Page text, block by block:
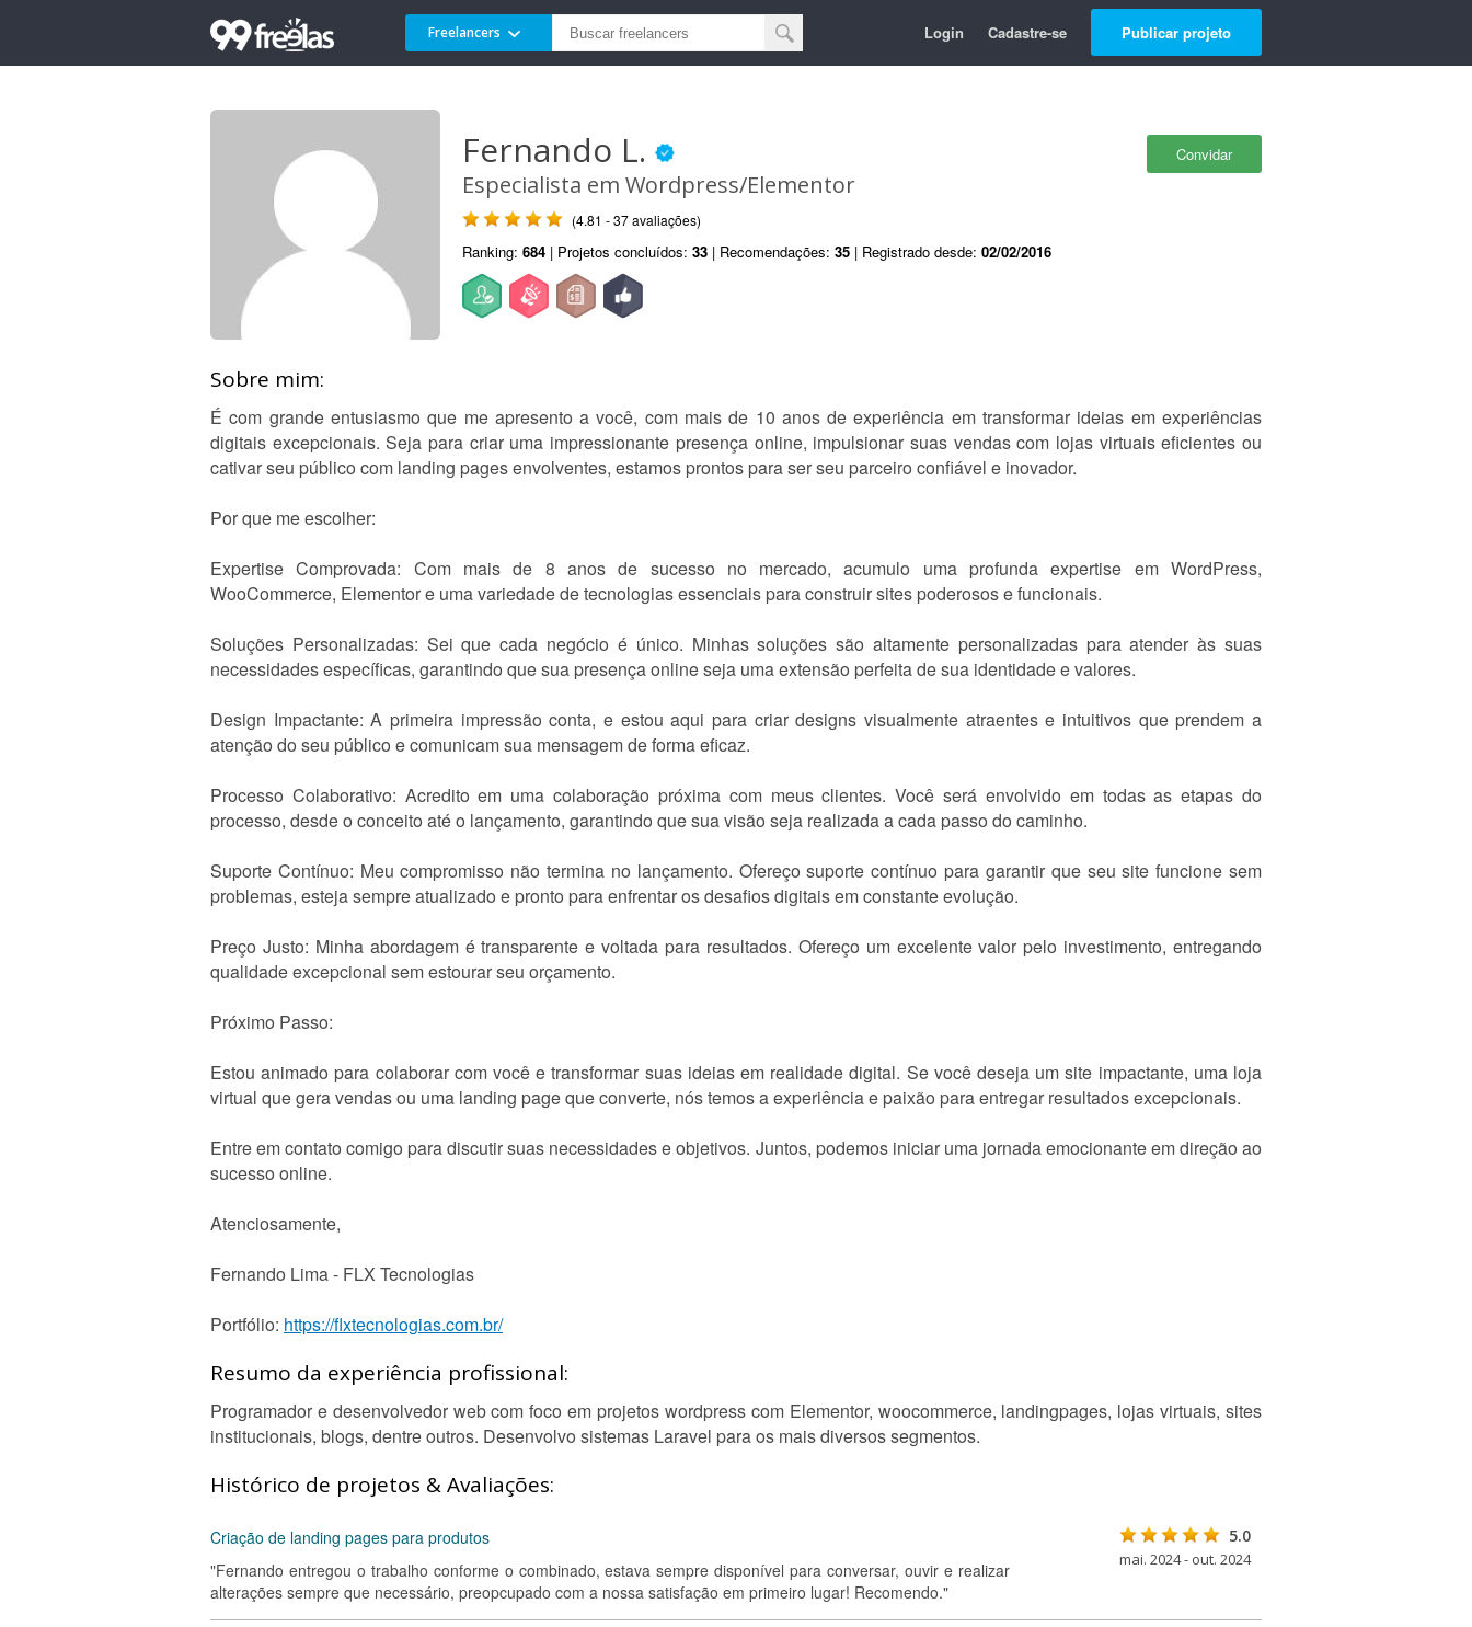
Freelancers Login Cadastre-se Publicar projeto
Convidar
Fernando L.
Especialista em Wordpress/Elementor
(4.81 - 37 avaliações)
Ranking: 684 | Projetos concluídos: 33 | Recomendações: 35 | Registrado desde: 02/02/2016
Sobre mim:
É com grande entusiasmo que me apresento a você, com mais de 10 anos de experiência em transformar ideias em experiências
digitais excepcionais. Seja para criar uma impressionante presença online, impulsionar suas vendas com lojas virtuais eficientes ou
cativar seu público com landing pages envolventes, estamos prontos para ser seu parceiro confiável e inovador.
Por que me escolher:
Expertise Comprovada: Com mais de 8 anos de sucesso no mercado, acumulo uma profunda expertise em WordPress,
WooCommerce, Elementor e uma variedade de tecnologias essenciais para construir sites poderosos e funcionais.
Soluções Personalizadas: Sei que cada negócio é único. Minhas soluções são altamente personalizadas para atender às suas
necessidades específicas, garantindo que sua presença online seja uma extensão perfeita de sua identidade e valores.
Design Impactante: A primeira impressão conta, e estou aqui para criar designs visualmente atraentes e intuitivos que prendem a
atenção do seu público e comunicam sua mensagem de forma eficaz.
Processo Colaborativo: Acredito em uma colaboração próxima com meus clientes. Você será envolvido em todas as etapas do
processo, desde o conceito até o lançamento, garantindo que sua visão seja realizada a cada passo do caminho.
Suporte Contínuo: Meu compromisso não termina no lançamento. Ofereço suporte contínuo para garantir que seu site funcione sem
problemas, esteja sempre atualizado e pronto para enfrentar os desafios digitais em constante evolução.
Preço Justo: Minha abordagem é transparente e voltada para resultados. Ofereço um excelente valor pelo investimento, entregando
qualidade excepcional sem estourar seu orçamento.
Próximo Passo:
Estou animado para colaborar com você e transformar suas ideias em realidade digital. Se você deseja um site impactante, uma loja
virtual que gera vendas ou uma landing page que converte, nós temos a experiência e paixão para entregar resultados excepcionais.
Entre em contato comigo para discutir suas necessidades e objetivos. Juntos, podemos iniciar uma jornada emocionante em direção ao
sucesso online.
Atenciosamente,
Fernando Lima - FLX Tecnologias
Portfólio: https://flxtecnologias.com.br/
Resumo da experiência profissional:
Programador e desenvolvedor web com foco em projetos wordpress com Elementor, woocommerce, landingpages, lojas virtuais, sites
institucionais, blogs, dentre outros. Desenvolvo sistemas Laravel para os mais diversos segmentos.
Histórico de projetos & Avaliações:
Criação de landing pages para produtos
"Fernando entregou o trabalho conforme o combinado, estava sempre disponível para conversar, ouvir e realizar
alterações sempre que necessário, preopcupado com a nossa satisfação em primeiro lugar! Recomendo."
5.0
mai. 2024 - out. 2024